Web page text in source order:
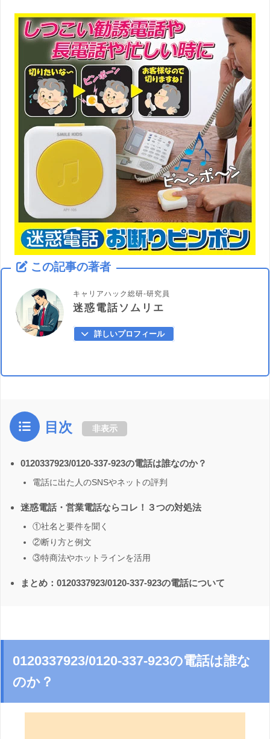
この記事の著者
キャリアハック総研-研究員
迷惑電話ソムリエ
詳しいプロフィール
目次 非表示
0120337923/0120-337-923の電話は誰なのか？
電話に出た人のSNSやネットの評判
迷惑電話・営業電話ならコレ！３つの対処法
①社名と要件を聞く
②断り方と例文
③特商法やホットラインを活用
まとめ：0120337923/0120-337-923の電話について
0120337923/0120-337-923の電話は誰な
のか？